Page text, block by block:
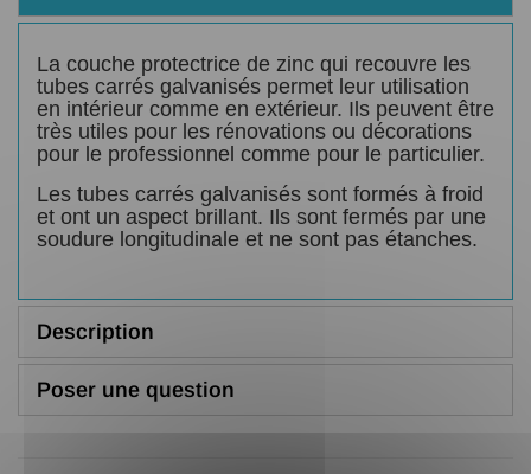
La couche protectrice de zinc qui recouvre les
tubes carrés galvanisés permet leur utilisation
en intérieur comme en extérieur. Ils peuvent être
très utiles pour les rénovations ou décorations
pour le professionnel comme pour le particulier.
Les tubes carrés galvanisés sont formés à froid
et ont un aspect brillant. Ils sont fermés par une
soudure longitudinale et ne sont pas étanches.
Description
Poser une question